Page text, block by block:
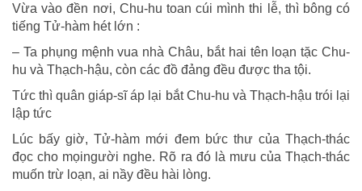
Vừa vào đền nơi, Chu-hu toan cúi mình thi lễ, thì bông có
tiếng Tử-hàm hét lớn :
– Ta phụng mệnh vua nhà Châu, bắt hai tên loạn tặc Chu-
hu và Thạch-hậu, còn các đồ đảng đều được tha tội.
Tức thì quân giáp-sĩ áp lại bắt Chu-hu và Thạch-hậu trói lại
lập tức
Lúc bấy giờ, Tử-hàm mới đem bức thư của Thạch-thác
đọc cho mọingười nghe. Rõ ra đó là mưu của Thạch-thác
muốn trừ loạn, ai nầy đều hài lòng.